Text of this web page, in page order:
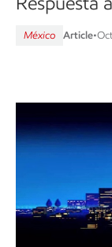
México Article•